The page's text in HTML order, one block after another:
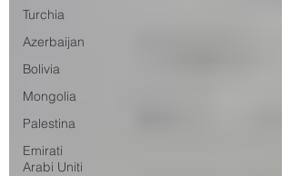
Turchia
Azerbaijan
Bolivia
Mongolia
Palestina
Emirati
Arabi Uniti